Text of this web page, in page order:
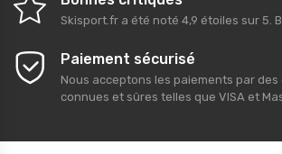
Skisport.fr a été noté 4,9 étoiles sur 5.
Paiement sécurisé
Nous acceptons les paiements par
connues et sûres telles que VISA et